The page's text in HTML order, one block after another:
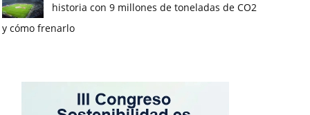
historia con 9 millones de toneladas de CO2
y cómo frenarlo